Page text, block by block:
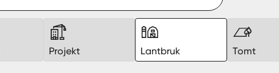
Projekt Lantbruk Tomt